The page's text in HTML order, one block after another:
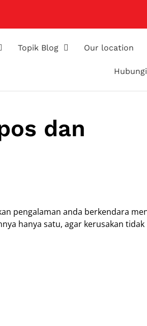
Topik Blog Our location
dan
pengalaman anda berkendara
hanya satu, agar kerusakan tidak